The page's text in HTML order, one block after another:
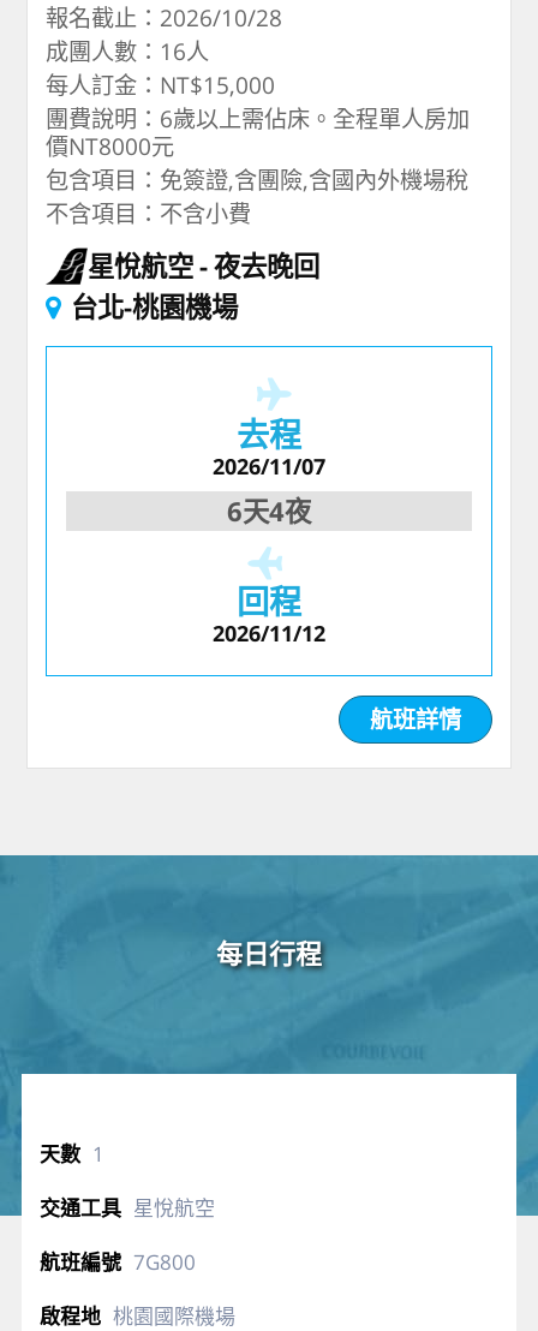
報名截止：2026/10/28
成團人數：16人
每人訂金：NT$15,000
團費說明：6歲以上需佔床。全程單人房加
價NT8000元
包含項目：免簽證,含團險,含國內外機場稅
不含項目：不含小費
星悅航空 夜去晚回
台北-桃園機場
去程
2026/11/07
6天4夜
回程
2026/11/12
航班詳情
每日行程
1
星悅航空
7G800
桃園國際機場